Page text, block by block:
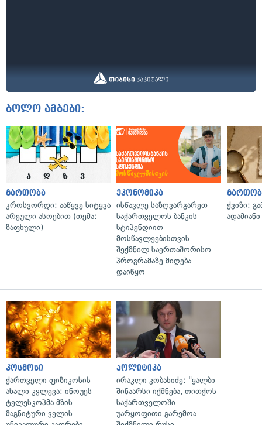
ბოლო ამბები:
გართობა
კროსვორდი: ააწყვე სიტყვა
არეული ასოებით (თემა:
ზაფხული)
ეკონომიკა
ისწავლე საზღვარგარეთ
საქართველოს ბანკის
სტიპენდიით —
მოსწავლეებისთვის
შექმნილ საერთაშორისო
პროგრამაზე მიღება
დაიწყო
ქვიზი:
კოსმოსი
ქართველი ფიზიკოსის
ახალი კვლევა: ინოუეს
ტელესკოპმა მზის
მაგნიტური ველის
პოლიტიკა
ირაკლი კობახიძე: "ყალბი
შინაარსი იქმნება, თითქოს
საქართველოში
უარყოფითი გარემოა